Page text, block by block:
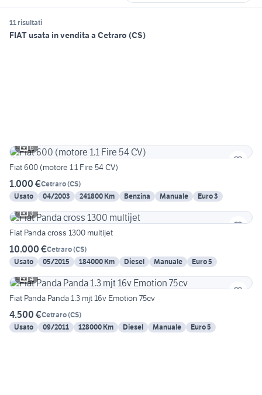
11 risultati
FIAT usata in vendita a Cetraro (CS)
6
Fiat 600 (motore 1.1 Fire 54 CV)
1.000 €Cetraro(CS)
Usato
04/2003 241800 Km Benzina Manuale
Euro 3
3
Fiat Panda cross 1300 multijet
10.000 €Cetraro(CS)
Usato
05/2015 184000 Km Diesel Manuale
Euro 5
4
Fiat Panda Panda 1.3 mjt 16v Emotion 75cv
4.500 €Cetraro(CS)
Usato
09/2011 128000 Km Diesel Manuale Euro 5